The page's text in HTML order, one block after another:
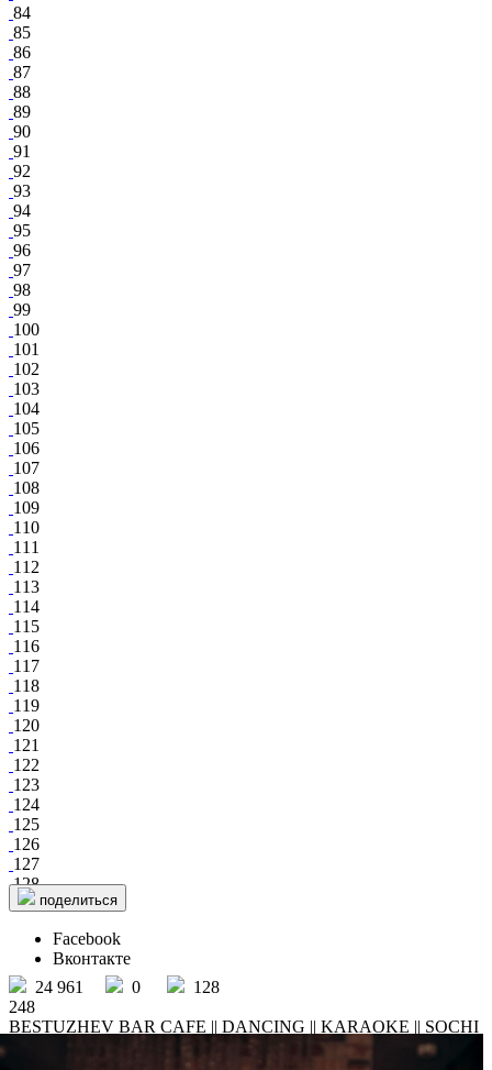
84
85
86
87
88
89
90
91
92
93
94
95
96
97
98
99
100
101
102
103
104
105
106
107
108
109
110
111
112
113
114
115
116
117
118
119
120
121
122
123
124
125
126
127
128
поделиться
Facebook
Вконтакте
24 961
0
128
248
BESTUZHEV BAR CAFE || DANCING || KARAOKE || SOCHI